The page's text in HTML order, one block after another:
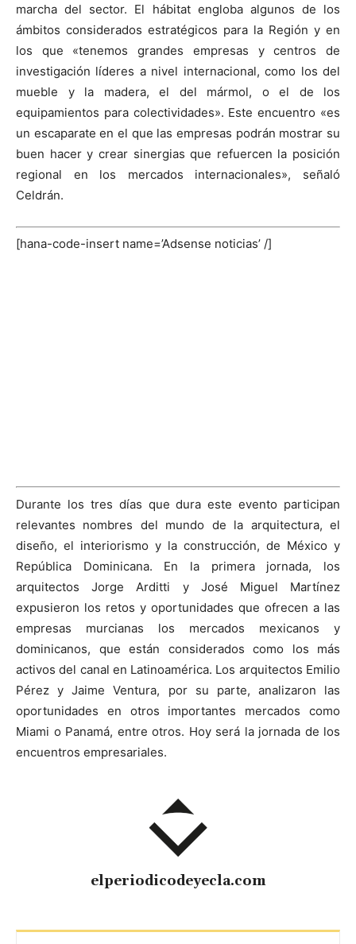
marcha del sector. El hábitat engloba algunos de los
ámbitos considerados estratégicos para la Región y en
los que «tenemos grandes empresas y centros de
investigación líderes a nivel internacional, como los del
mueble y la madera, el del mármol, o el de los
equipamientos para colectividades». Este encuentro «es
un escaparate en el que las empresas podrán mostrar su
buen hacer y crear sinergias que refuercen la posición
regional en los mercados internacionales», señaló
Celdrán.
[hana-code-insert name=’Adsense noticias’ /]
Durante los tres días que dura este evento participan
relevantes nombres del mundo de la arquitectura, el
diseño, el interiorismo y la construcción, de México y
República Dominicana. En la primera jornada, los
arquitectos Jorge Arditti y José Miguel Martínez
expusieron los retos y oportunidades que ofrecen a las
empresas murcianas los mercados mexicanos y
dominicanos, que están considerados como los más
activos del canal en Latinoamérica. Los arquitectos Emilio
Pérez y Jaime Ventura, por su parte, analizaron las
oportunidades en otros importantes mercados como
Miami o Panamá, entre otros. Hoy será la jornada de los
encuentros empresariales.
elperiodicodeyecla.com